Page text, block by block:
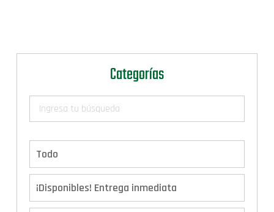
Categorías
Todo
¡Disponibles! Entrega inmediata